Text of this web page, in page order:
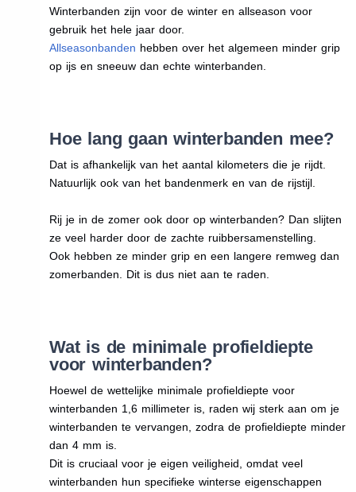
Winterbanden zijn voor de winter en allseason voor
gebruik het hele jaar door.
Allseasonbanden hebben over het algemeen minder grip
op ijs en sneeuw dan echte winterbanden.
Hoe lang gaan winterbanden mee?
Dat is afhankelijk van het aantal kilometers die je rijdt.
Natuurlijk ook van het bandenmerk en van de rijstijl.
Rij je in de zomer ook door op winterbanden? Dan slijten
ze veel harder door de zachte ruibbersamenstelling.
Ook hebben ze minder grip en een langere remweg dan
zomerbanden. Dit is dus niet aan te raden.
Wat is de minimale profieldiepte
voor winterbanden?
Hoewel de wettelijke minimale profieldiepte voor
winterbanden 1,6 millimeter is, raden wij sterk aan om je
winterbanden te vervangen, zodra de profieldiepte minder
dan 4 mm is.
Dit is cruciaal voor je eigen veiligheid, omdat veel
winterbanden hun specifieke winterse eigenschappen